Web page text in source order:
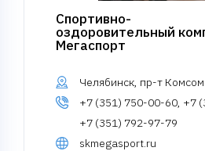
Спортивно-
оздоровительный
Мегаспорт
Челябинск, пр-т
+7 (351) 750-00-60, +7
+7 (351) 792-97-79
skmegasport.ru